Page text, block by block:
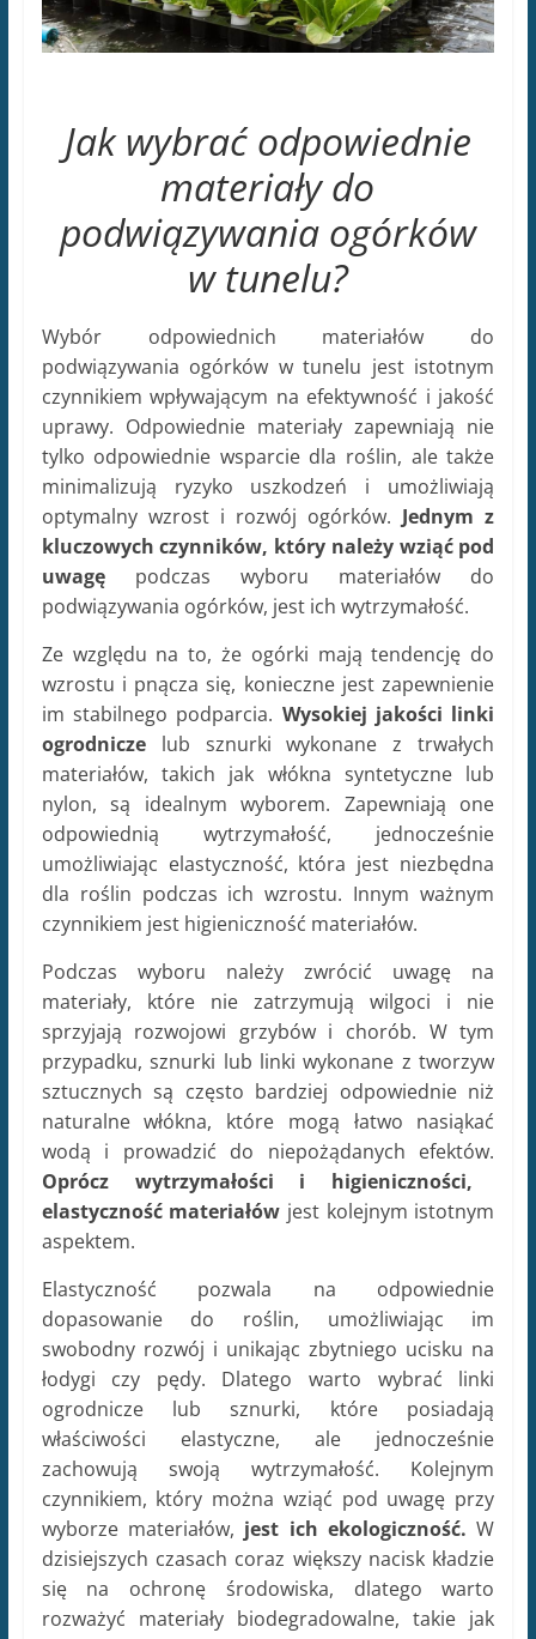
Jak wybrać odpowiednie
materiały do
podwiązywania ogórków
w tunelu?
Wybór odpowiednich materiałów do
podwiązywania ogórków w tunelu jest istotnym
czynnikiem wpływającym na efektywność i jakość
uprawy. Odpowiednie materiały zapewniają nie
tylko odpowiednie wsparcie dla roślin, ale także
minimalizują ryzyko uszkodzeń i umożliwiają
optymalny wzrost i rozwój ogórków. Jednym z
kluczowych czynników, który należy wziąć pod
uwagępodczas wyboru materiałów do
podwiązywania ogórków, jest ich wytrzymałość.
Ze względu na to, że ogórki mają tendencję do
wzrostu i pnącza się, konieczne jest zapewnienie
im stabilnego podparcia. Wysokiej jakości linki
ogrodniczelub sznurki wykonane z trwałych
materiałów, takich jak włókna syntetyczne lub
nylon, są idealnym wyborem. Zapewniają one
odpowiednią wytrzymałość, jednocześnie
umożliwiając elastyczność, która jest niezbędna
dla roślin podczas ich wzrostu. Innym ważnym
czynnikiem jest higieniczność materiałów.
Podczas wyboru należy zwrócić uwagę na
materiały, które nie zatrzymują wilgoci i nie
sprzyjają rozwojowi grzybów i chorób. W tym
przypadku, sznurki lub linki wykonane z tworzyw
sztucznych są często bardziej odpowiednie niż
naturalne włókna, które mogą łatwo nasiąkać
wodą i prowadzić do niepożądanych efektów.
Oprócz wytrzymałości i higieniczności,
elastyczność materiałów jest kolejnym istotnym
aspektem.
Elastyczność pozwala na odpowiednie
dopasowanie do roślin, umożliwiając im
swobodny rozwój i unikając zbytniego ucisku na
łodygi czy pędy. Dlatego warto wybrać linki
ogrodnicze lub sznurki, które posiadają
właściwości elastyczne, ale jednocześnie
zachowują swoją wytrzymałość. Kolejnym
czynnikiem, który można wziąć pod uwagę przy
wyborze materiałów, jest ich ekologiczność. W
dzisiejszych czasach coraz większy nacisk kładzie
się na ochronę środowiska, dlatego warto
rozważyć materiały biodegradowalne, takie jak